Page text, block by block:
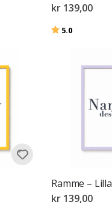
kr 139,00
Karakter:
5.0
Ramme – Lilla
kr 139,00